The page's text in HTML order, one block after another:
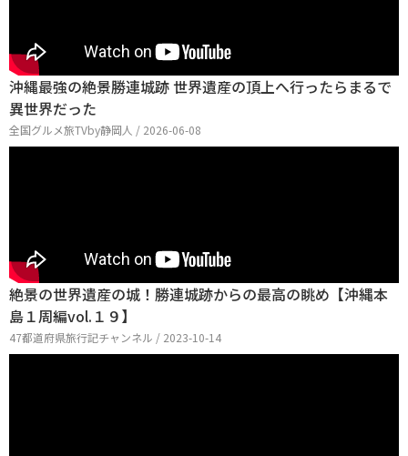
沖縄最強の絶景勝連城跡 世界遺産の頂上へ行ったらまるで
異世界だった
全国グルメ旅TVby静岡人 / 2026-06-08
絶景の世界遺産の城！勝連城跡からの最高の眺め【沖縄本
島１周編vol.１９】
47都道府県旅行記チャンネル / 2023-10-14